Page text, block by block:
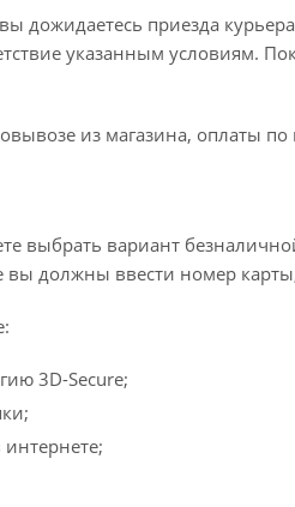
приезда
указанным условиям.
из магазина, оплаты
выбрать вариант
вы должны ввести номер
3D-Secure;